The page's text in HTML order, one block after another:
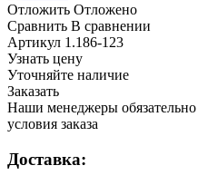
Отложить Отложено
Сравнить В сравнении
Артикул 1.186-123
Узнать цену
Уточняйте наличие
Заказать
Наши менеджеры
условия заказа
Доставка: